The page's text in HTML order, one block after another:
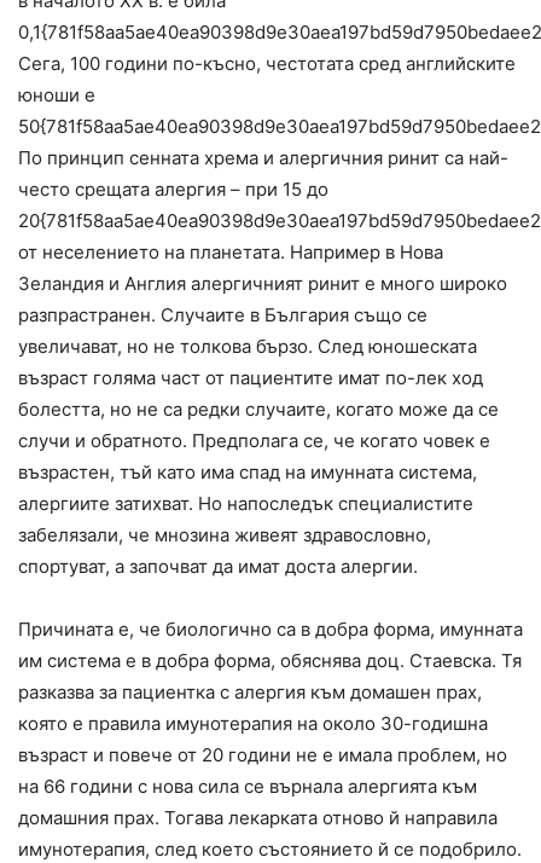
Сега, 100 години по-късно, честотата сред английските
юноши е
По принцип сенната хрема и алергичния ринит са най-
често срещата алергия – при 15 до
от неселението на планетата. Например в Нова
Зеландия и Англия алергичният ринит е много широко
разпрастранен. Случаите в България също се
увеличават, но не толкова бързо. След юношеската
възраст голяма част от пациентите имат по-лек ход
болестта, но не са редки случаите, когато може да се
случи и обратното. Предполага се, че когато човек е
възрастен, тъй като има спад на имунната система,
алергиите затихват. Но напоследък специалистите
забелязали, че мнозина живеят здравословно,
спортуват, а започват да имат доста алергии.
Причината е, че биологично са в добра форма, имунната
им система е в добра форма, обяснява доц. Стаевска. Тя
разказва за пациентка с алергия към домашен прах,
която е правила имунотерапия на около 30-годишна
възраст и повече от 20 години не е имала проблем, но
на 66 години с нова сила се върнала алергията към
домашния прах. Тогава лекарката отново й направила
имунотерапия, след което състоянието й се подобрило.